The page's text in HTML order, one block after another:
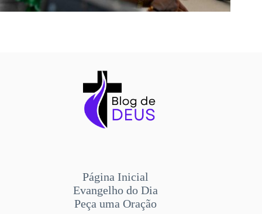
Página Inicial
Evangelho do Dia
Peça uma Oração